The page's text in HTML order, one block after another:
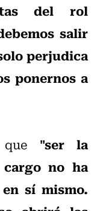
del rol
salir
perjudica
ponernos a
"ser la
no ha
sí mismo.